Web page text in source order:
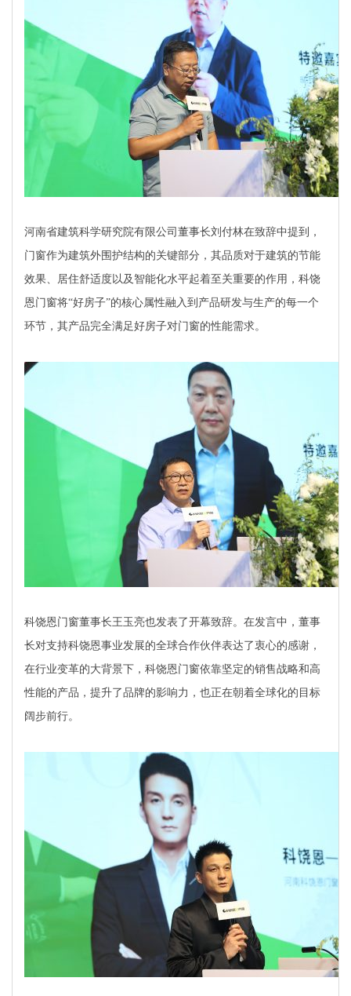
河南省建筑科学研究院有限公司董事长刘付林在致辞中提到，
门窗作为建筑外围护结构的关键部分，其品质对于建筑的节能
效果、居住舒适度以及智能化水平起着至关重要的作用，科饶
恩门窗将“好房子”的核心属性融入到产品研发与生产的每一个
环节，其产品完全满足好房子对门窗的性能需求。
科饶恩门窗董事长王玉亮也发表了开幕致辞。在发言中，董事
长对支持科饶恩事业发展的全球合作伙伴表达了衷心的感谢，
在行业变革的大背景下，科饶恩门窗依靠坚定的销售战略和高
性能的产品，提升了品牌的影响力，也正在朝着全球化的目标
阔步前行。